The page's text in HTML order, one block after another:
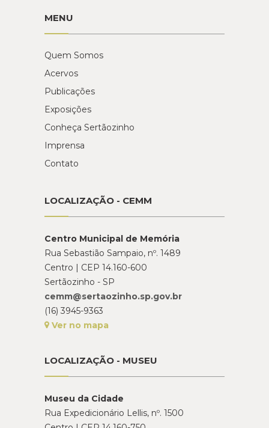
MENU
Quem Somos
Acervos
Publicações
Exposições
Conheça Sertãozinho
Imprensa
Contato
LOCALIZAÇÃO - CEMM
Centro Municipal de Memória
Rua Sebastião Sampaio, nº. 1489
Centro | CEP 14.160-600
Sertãozinho - SP
cemm@sertaozinho.sp.gov.br
(16) 3945-9363
Ver no mapa
LOCALIZAÇÃO - MUSEU
Museu da Cidade
Rua Expedicionário Lellis, nº. 1500